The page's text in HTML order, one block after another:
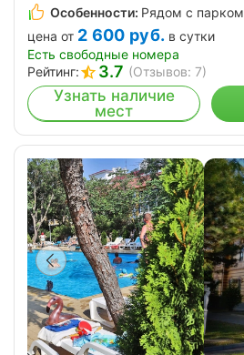
Особенности: Рядом с парком
цена от 2 600 руб. в сутки
Есть свободные номера
Рейтинг:
3.7 (Отзывов: 7)
Узнать наличие
мест